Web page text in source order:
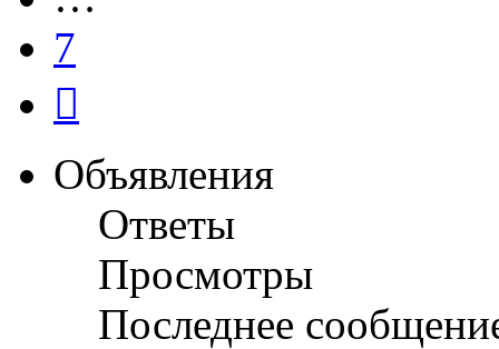
7
Объявления
Ответы
Просмотры
Последнее